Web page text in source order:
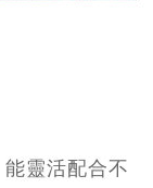
靈活配合不